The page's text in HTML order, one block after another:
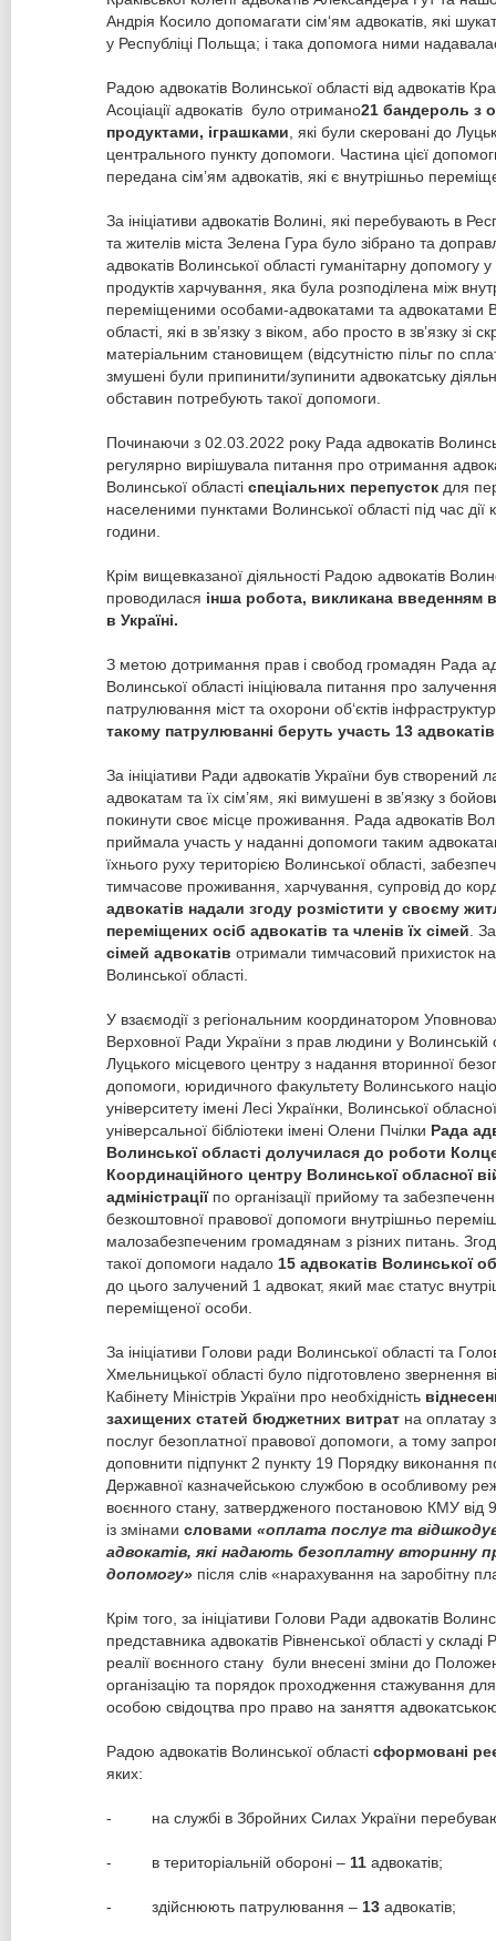
Андрія Косило допомагати сім‘ям адвокатів, які
у Республіці Польща; і така допомога ними
Радою адвокатів Волинської області від адвокатів
Асоціації адвокатів було отримано21 бандероль з
продуктами, іграшками , які були скеровані до
центрального пункту допомоги. Частина цієї
передана сім’ям адвокатів, які є внутрішньо
За ініціативи адвокатів Волині, які перебувають в
та жителів міста Зелена Гура було зібрано та
адвокатів Волинської області гуманітарну допомогу у
продуктів харчування, яка була розподілена між
переміщеними особами-адвокатами та адвокатами
області, які в зв’язку з віком, або просто в зв’язку зі
матеріальним становищем (відсутністю пільг по
змушені були припинити/зупинити адвокатську
обставин потребують такої допомоги.
Починаючи з 02.03.2022 року Рада адвокатів
регулярно вирішувала питання про отримання
Волинської області спеціальних перепустокдля
населеними пунктами Волинської області під час дії
години.
Крім вищевказаної діяльності Радою адвокатів
проводилася інша робота, викликана введенням
в Україні.
З метою дотримання прав і свобод громадян Рада
Волинської області ініціювала питання про
патрулювання міст та охорони об‘єктів
такому патрулюванні беруть участь 13
За ініціативи Ради адвокатів України був створений
адвокатам та їх сім’ям, які вимушені в зв’язку з
покинути своє місце проживання. Рада адвокатів
приймала участь у наданні допомоги таким
їхнього руху територією Волинської області,
тимчасове проживання, харчування, супровід до
адвокатів надали згоду розмістити у своєму
переміщених осіб адвокатів та членів їх сімей .
сімей адвокатів отримали тимчасовий прихисток на
Волинської області.
У взаємодії з регіональним координатором
Верховної Ради України з прав людини у Волинській
Луцького місцевого центру з надання вторинної
допомоги, юридичного факультету Волинського
університету імені Лесі Українки, Волинської
універсальної бібліотеки імені Олени Пчілки Рада
Волинської області долучилася до роботи
Координаційного центру Волинської обласної
адміністраціїпо організації прийому та
безкоштовної правової допомоги внутрішньо
малозабезпеченим громадянам з різних питань.
такої допомоги надало 15 адвокатів Волинської
до цього залучений 1 адвокат, який має статус
переміщеної особи.
За ініціативи Голови ради Волинської області та
Хмельницької області було підготовлено звернення
Кабінету Міністрів України про необхідність
захищених статей бюджетних витратна оплатау
послуг безоплатної правової допомоги, а тому
доповнити підпункт 2 пункту 19 Порядку виконання
Державної казначейською службою в особливому
воєнного стану, затвердженого постановою КМУ
із змінами словами «оплата послуг та
адвокатів, які надають безоплатну вторинну
допомогу» після слів «нарахування на заробітну
Крім того, за ініціативи Голови Ради адвокатів
представника адвокатів Рівненської області у складі
реалії воєнного стану були внесені зміни до
організацію та порядок проходження стажування
особою свідоцтва про право на заняття
Радою адвокатів Волинської області сформовані
яких:
- на службі в Збройних Силах України
- в територіальній обороні – 11адвокатів;
- здійснюють патрулювання – 13адвокатів;